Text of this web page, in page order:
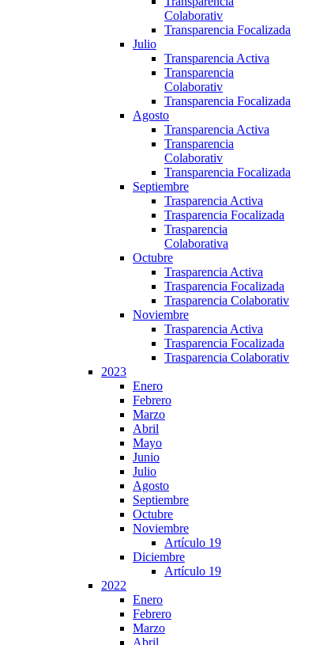
Colaborativ
Transparencia Focalizada
Julio
Transparencia Activa
Transparencia
Colaborativ
Transparencia Focalizada
Agosto
Transparencia Activa
Transparencia
Colaborativ
Transparencia Focalizada
Septiembre
Trasparencia Activa
Trasparencia Focalizada
Trasparencia
Colaborativa
Octubre
Trasparencia Activa
Trasparencia Focalizada
Trasparencia Colaborativ
Noviembre
Trasparencia Activa
Trasparencia Focalizada
Trasparencia Colaborativ
2023
Enero
Febrero
Marzo
Abril
Mayo
Junio
Julio
Agosto
Septiembre
Octubre
Noviembre
Artículo 19
Diciembre
Artículo 19
2022
Enero
Febrero
Marzo
Abril